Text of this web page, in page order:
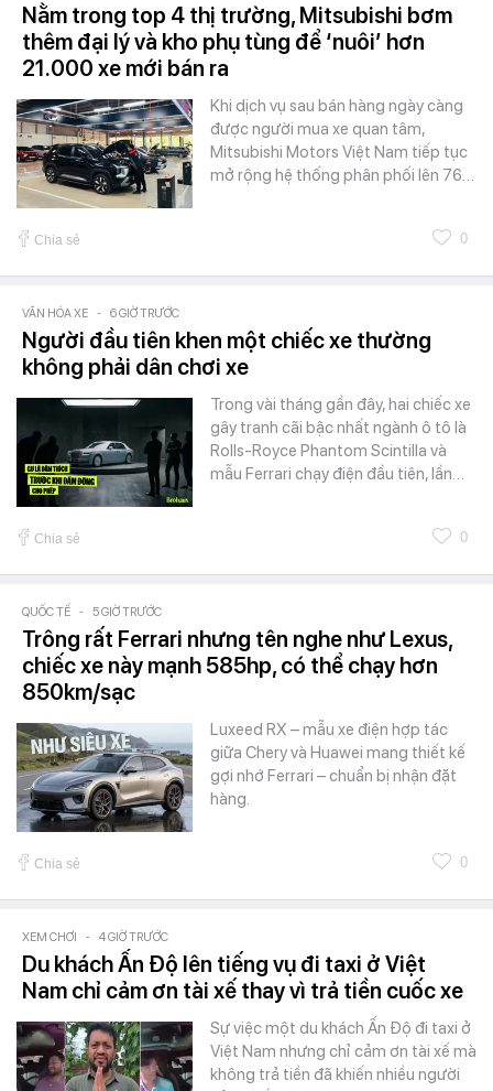
Nằm trong top 4 thị trường, Mitsubishi bơm
thêm đại lý và kho phụ tùng để ‘nuôi’ hơn
21.000 xe mới bán ra
Khi dịch vụ sau bán hàng ngày càng
được người mua xe quan tâm,
Mitsubishi Motors Việt Nam tiếp tục
mở rộng hệ thống phân phối lên 76…
Chia sẻ 0
VĂN HÓA XE - 6 GIỜ TRƯỚC
Người đầu tiên khen một chiếc xe thường
không phải dân chơi xe
Trong vài tháng gần đây, hai chiếc xe
gây tranh cãi bậc nhất ngành ô tô là
Rolls-Royce Phantom Scintilla và
mẫu Ferrari chạy điện đầu tiên, lần…
Chia sẻ 0
QUỐC TẾ - 5 GIỜ TRƯỚC
Trông rất Ferrari nhưng tên nghe như Lexus,
chiếc xe này mạnh 585hp, có thể chạy hơn
850km/sạc
Luxeed RX – mẫu xe điện hợp tác
giữa Chery và Huawei mang thiết kế
gợi nhớ Ferrari – chuẩn bị nhận đặt
hàng.
Chia sẻ 0
XEM CHƠI - 4 GIỜ TRƯỚC
Du khách Ấn Độ lên tiếng vụ đi taxi ở Việt
Nam chỉ cảm ơn tài xế thay vì trả tiền cuốc xe
Sự việc một du khách Ấn Độ đi taxi ở
Việt Nam nhưng chỉ cảm ơn tài xế mà
không trả tiền đã khiến nhiều người